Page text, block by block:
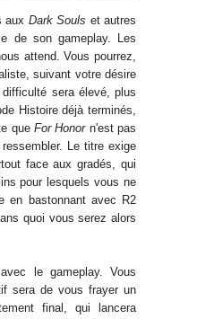
aux Dark Souls et autres
de son gamepl ay. Les
attend. Vous pourrez,
suivant votre désire
sera élevé, plus
Histoire déjà terminés,
queFor Honorn'est pas
ressembler. Le titre exige
face aux gradés, qui
pour lesquels vous ne
en bastonnant avec R2
quoi vous serez alors
avec le gameplay. Vous
sera de vous frayer un
final, qui lancera